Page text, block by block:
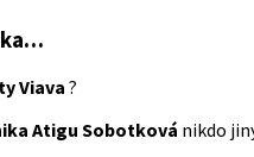
Viava ?
Atigu Sobotková nikdo